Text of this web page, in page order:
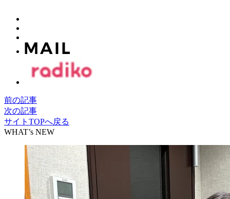
前の記事
次の記事
サイトTOPへ戻る
WHAT’s NEW